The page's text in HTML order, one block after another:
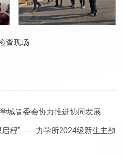
查现场
城管委会协力推进协同发展
启程”——力学所2024级新生主题